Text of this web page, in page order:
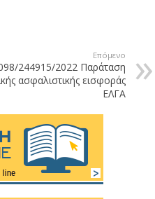
Επόμενο
244915/2022 Παράταση
ασφαλιστικής εισφοράς
ΕΛΓΑ